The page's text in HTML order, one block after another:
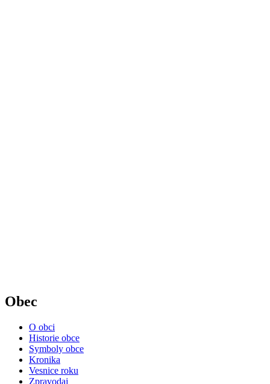
Obec
O obci
Historie obce
Symboly obce
Kronika
Vesnice roku
Zpravodaj